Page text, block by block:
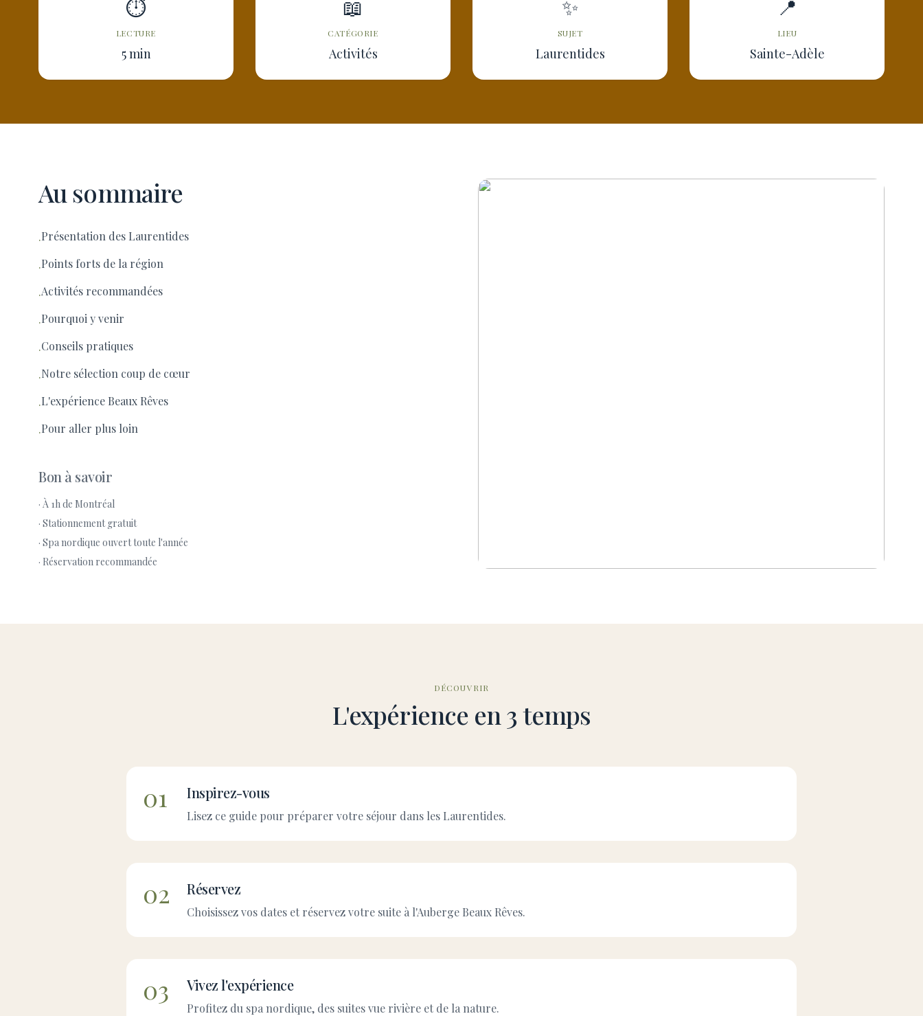
⏱
LECTURE
5 min
📖
CATÉGORIE
Activités
✨
SUJET
Laurentides
📍
LIEU
Sainte-Adèle
Au sommaire
·Présentation des Laurentides
·Points forts de la région
·Activités recommandées
·Pourquoi y venir
·Conseils pratiques
·Notre sélection coup de cœur
·L'expérience Beaux Rêves
·Pour aller plus loin
Bon à savoir
· À 1h de Montréal
· Stationnement gratuit
· Spa nordique ouvert toute l'année
· Réservation recommandée
DÉCOUVRIR
L'expérience en 3 temps
01 Inspirez-vous
Lisez ce guide pour préparer votre séjour dans les Laurentides.
02 Réservez
Choisissez vos dates et réservez votre suite à l'Auberge Beaux Rêves.
03 Vivez l'expérience
Profitez du spa nordique, des suites vue rivière et de la nature.